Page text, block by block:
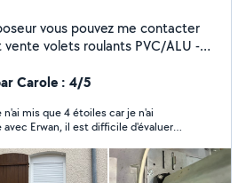
vous pouvez me contacter
volets roulants PVC/ALU -
-Installation de store banne -
électronique -
sangle... -Remplacement/
de garage -Remplacement
-Remplacement vitrage -
fenêtre Devis gratuit
Carole : 4/5
mis que 4 étoiles car je n'ai
Erwan, il est difficile d'évaluer